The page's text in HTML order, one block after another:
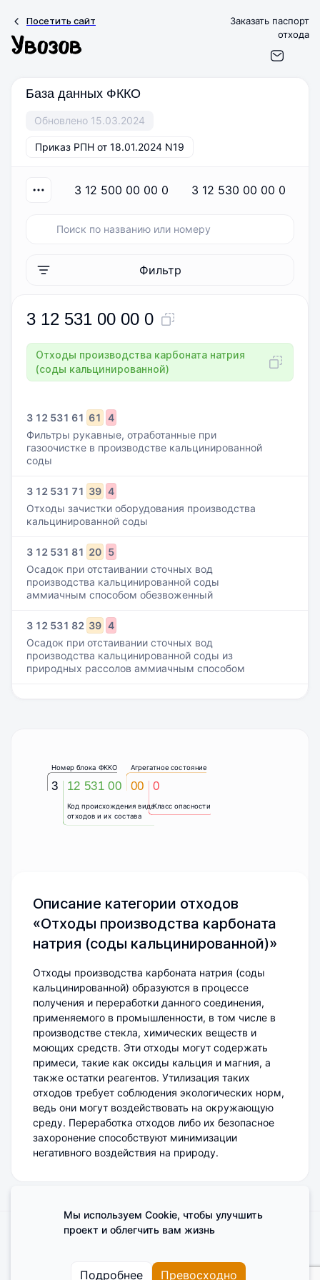
Посетить сайт
Заказать паспорт
отхода
База данных ФККО
Обновлено 15.03.2024
Приказ РПН от 18.01.2024 N19
3 12 500 00 00 0 3 12 530 00 00 0
Фильтр
3 12 531 00 00 0
Отходы производства карбоната натрия
(соды кальцинированной)
3 12 531 61 61
4
Фильтры рукавные, отработанные при
газоочистке в производстве кальцинированной
соды
3 12 531 71 39 4
Отходы зачистки оборудования производства
кальцинированной соды
3 12 531 81 20 5
Осадок при отстаивании сточных вод
производства кальцинированной соды
аммиачным способом обезвоженный
3 12 531 82 39 4
Осадок при отстаивании сточных вод
производства кальцинированной соды из
природных рассолов аммиачным способом
3
Номер блока ФККО
Код происхождения вида
отходов и их состава
12 531 00
Агрегатное состояние
00
Класс опасности
0
Описание категории отходов
«Отходы производства карбоната
натрия (соды кальцинированной)»
Отходы производства карбоната натрия (соды
кальцинированной) образуются в процессе
получения и переработки данного соединения,
применяемого в промышленности, в том числе в
производстве стекла, химических веществ и
моющих средств. Эти отходы могут содержать
примеси, такие как оксиды кальция и магния, а
также остатки реагентов. Утилизация таких
отходов требует соблюдения экологических норм,
ведь они могут воздействовать на окружающую
среду. Переработка отходов либо их безопасное
захоронение способствуют минимизации
негативного воздействия на природу.
Поделиться мнением о сайте
Пользовательское соглашение
Мы используем Cookie, чтобы улучшить
проект и облегчить вам жизнь
Подробнее Превосходно